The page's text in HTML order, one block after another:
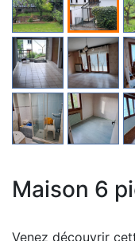
Maison 6
Venez découvrir